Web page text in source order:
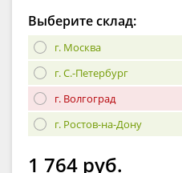
Выберите склад:
г. Москва
г. С.-Петербург
г. Волгоград
г. Ростов-на-Дону
1 764 руб.